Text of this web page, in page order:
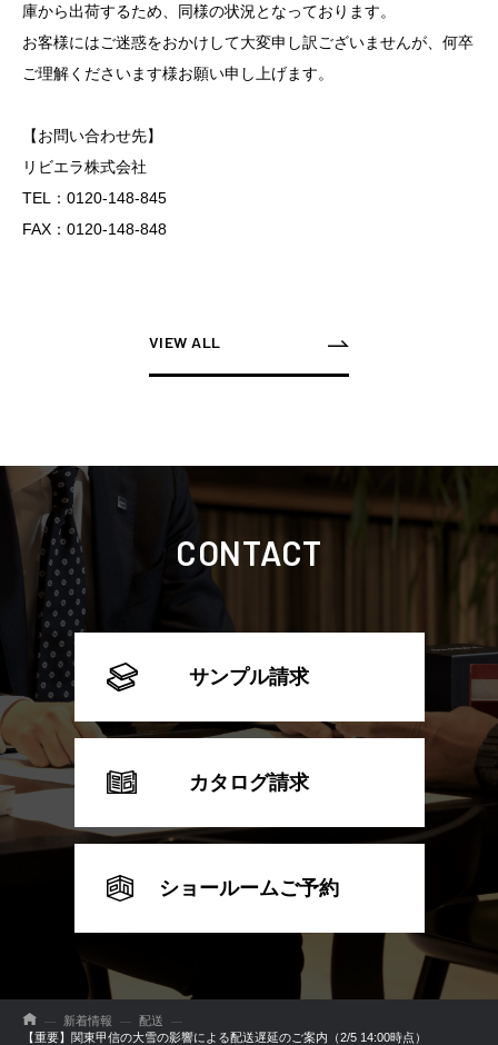
庫から出荷するため、同様の状況となっております。
お客様にはご迷惑をおかけして大変申し訳ございませんが、何卒
ご理解くださいます様お願い申し上げます。
【お問い合わせ先】
リビエラ株式会社
TEL：0120-148-845
FAX：0120-148-848
VIEW ALL
CONTACT
サンプル請求
カタログ請求
ショールームご予約
新着情報
配送
【重要】関東甲信の大雪の影響による配送遅延のご案内（2/5 14:00時点）